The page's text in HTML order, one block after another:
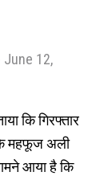
June 12,
कि गिरफ्तार
महफूज अली
आया है कि